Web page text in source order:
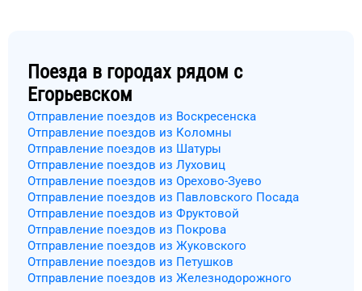
Поезда в городах рядом с
Егорьевском
Отправление поездов из Воскресенска
Отправление поездов из Коломны
Отправление поездов из Шатуры
Отправление поездов из Луховиц
Отправление поездов из Орехово-Зуево
Отправление поездов из Павловского Посада
Отправление поездов из Фруктовой
Отправление поездов из Покрова
Отправление поездов из Жуковского
Отправление поездов из Петушков
Отправление поездов из Железнодорожного